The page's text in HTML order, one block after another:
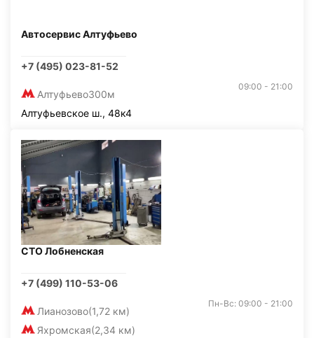
Автосервис Алтуфьево
+7 (495) 023-81-52
Алтуфьево300м
09:00 - 21:00
Алтуфьевское ш., 48к4
СТО Лобненская
+7 (499) 110-53-06
Лианозово(1,72 км)
Яхромская(2,34 км)
Пн-Вс: 09:00 - 21:00